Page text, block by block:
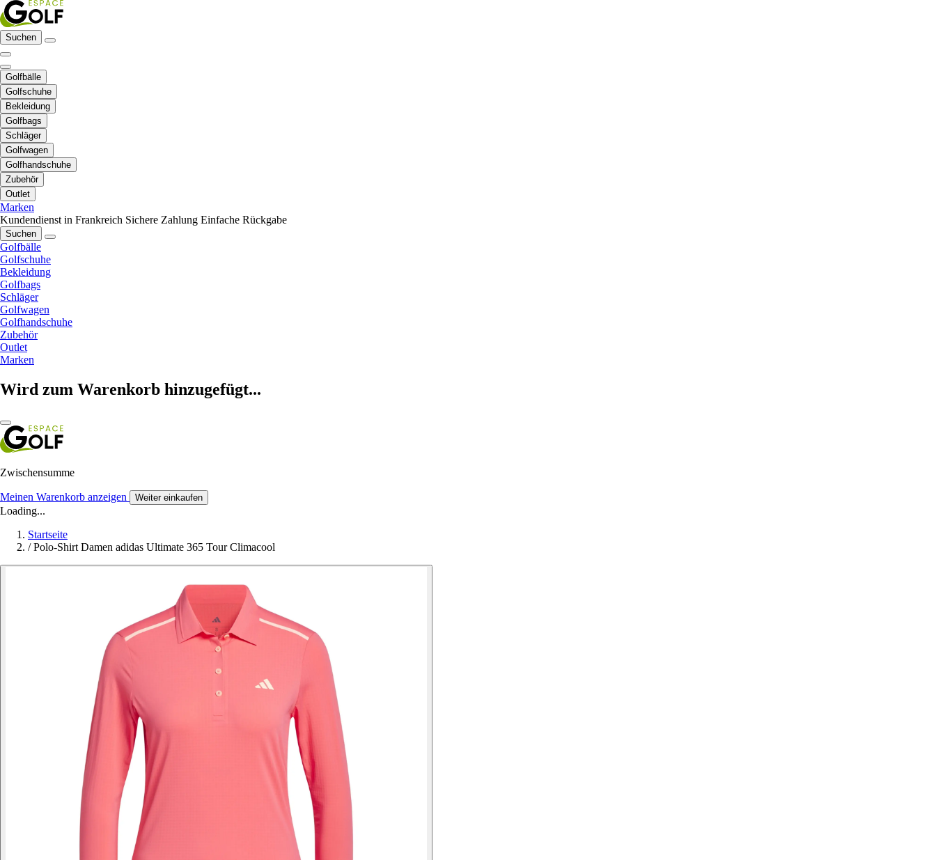
Suchen
Golfbälle
Golfschuhe
Bekleidung
Golfbags
Schläger
Golfwagen
Golfhandschuhe
Zubehör
Outlet
Marken
Kundendienst in Frankreich Sichere Zahlung Einfache Rückgabe
Suchen
Golfbälle
Golfschuhe
Bekleidung
Golfbags
Schläger
Golfwagen
Golfhandschuhe
Zubehör
Outlet
Marken
Wird zum Warenkorb hinzugefügt...
Zwischensumme
Meinen Warenkorb anzeigen Weiter einkaufen
Loading...
Startseite
/ Polo-Shirt Damen adidas Ultimate 365 Tour Climacool